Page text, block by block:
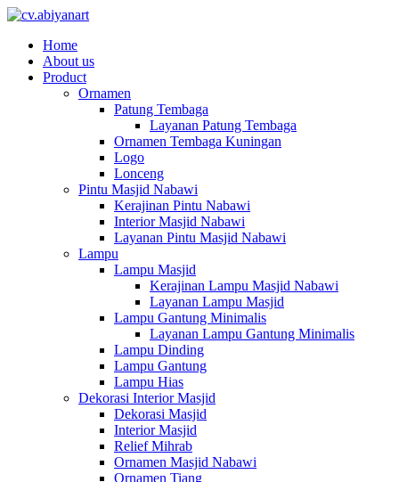
Home
About us
Product
Ornamen
Patung Tembaga
Layanan Patung Tembaga
Ornamen Tembaga Kuningan
Logo
Lonceng
Pintu Masjid Nabawi
Kerajinan Pintu Nabawi
Interior Masjid Nabawi
Layanan Pintu Masjid Nabawi
Lampu
Lampu Masjid
Kerajinan Lampu Masjid Nabawi
Layanan Lampu Masjid
Lampu Gantung Minimalis
Layanan Lampu Gantung Minimalis
Lampu Dinding
Lampu Gantung
Lampu Hias
Dekorasi Interior Masjid
Dekorasi Masjid
Interior Masjid
Relief Mihrab
Ornamen Masjid Nabawi
Ornamen Tiang